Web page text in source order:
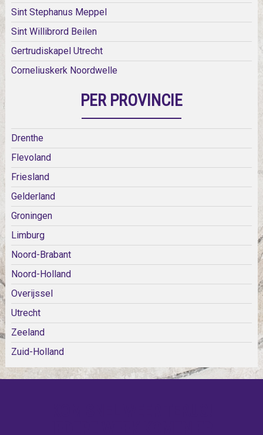
Sint Stephanus Meppel
Sint Willibrord Beilen
Gertrudiskapel Utrecht
Corneliuskerk Noordwelle
PER PROVINCIE
Drenthe
Flevoland
Friesland
Gelderland
Groningen
Limburg
Noord-Brabant
Noord-Holland
Overijssel
Utrecht
Zeeland
Zuid-Holland